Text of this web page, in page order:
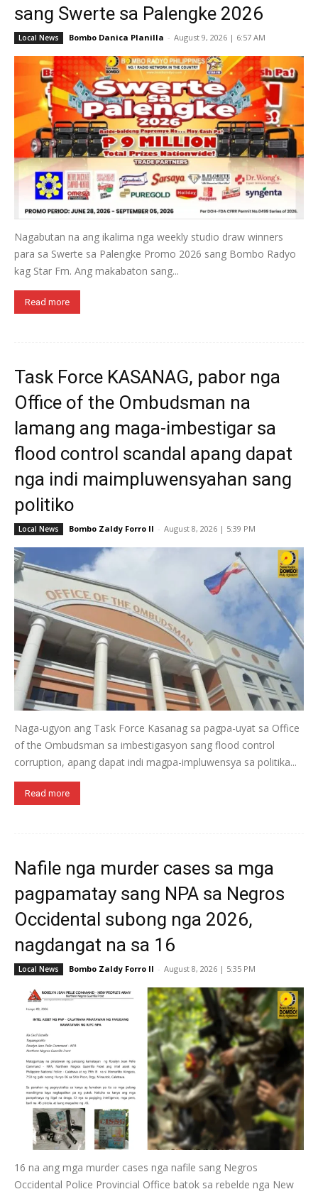
sang Swerte sa Palengke 2026
Local News Bombo Danica Planilla - August 9, 2026 | 6:57 AM
Nagabutan na ang ikalima nga weekly studio draw winners
para sa Swerte sa Palengke Promo 2026 sang Bombo Radyo
kag Star Fm. Ang makabaton sang...
Read more
Task Force KASANAG, pabor nga
Office of the Ombudsman na
lamang ang maga-imbestigar sa
flood control scandal apang dapat
nga indi maimpluwensyahan sang
politiko
Local News Bombo Zaldy Forro II - August 8, 2026 | 5:39 PM
Naga-ugyon ang Task Force Kasanag sa pagpa-uyat sa Office
of the Ombudsman sa imbestigasyon sang flood control
corruption, apang dapat indi magpa-impluwensya sa politika...
Read more
Nafile nga murder cases sa mga
pagpamatay sang NPA sa Negros
Occidental subong nga 2026,
nagdangat na sa 16
Local News Bombo Zaldy Forro II - August 8, 2026 | 5:35 PM
16 na ang mga murder cases nga nafile sang Negros
Occidental Police Provincial Office batok sa rebelde nga New